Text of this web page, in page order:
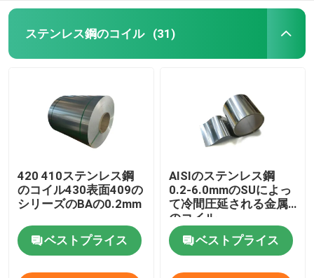
ステンレス鋼のコイル (31)
420 410ステンレス鋼
のコイル430表面409の
シリーズのBAの0.2mm
ベストプライス
AISIのステンレス鋼
0.2-6.0mmのSUによっ
て冷間圧延される金属
のコイル
ベストプライス